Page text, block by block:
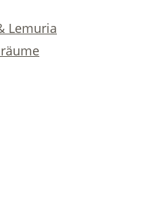
Lemuria